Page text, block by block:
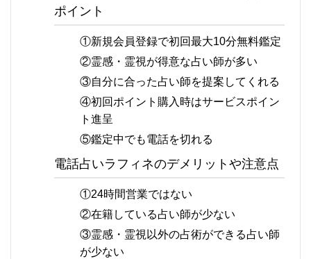
ポイント
①新規会員登録で初回最大10分無料鑑定
②霊感・霊視が得意な占い師が多い
③自分に合った占い師を提案してくれる
④初回ポイント購入時はサービスポイン
ト進呈
⑤鑑定中でも電話を切れる
電話占いラフィネのデメリットや注意点
①24時間営業ではない
②在籍している占い師が少ない
③霊感・霊視以外の占術ができる占い師
が少ない